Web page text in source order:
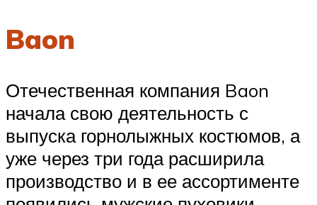
Baon
Отечественная компания Baon
начала свою деятельность с
выпуска горнолыжных костюмов, а
уже через три года расширила
производство и в ее ассортименте